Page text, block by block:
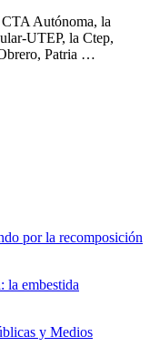
Autónoma, la
UTEP, la Ctep,
Patria …
por la recomposición
la embestida
y Medios